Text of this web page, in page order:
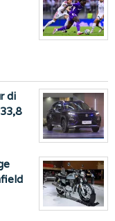
di